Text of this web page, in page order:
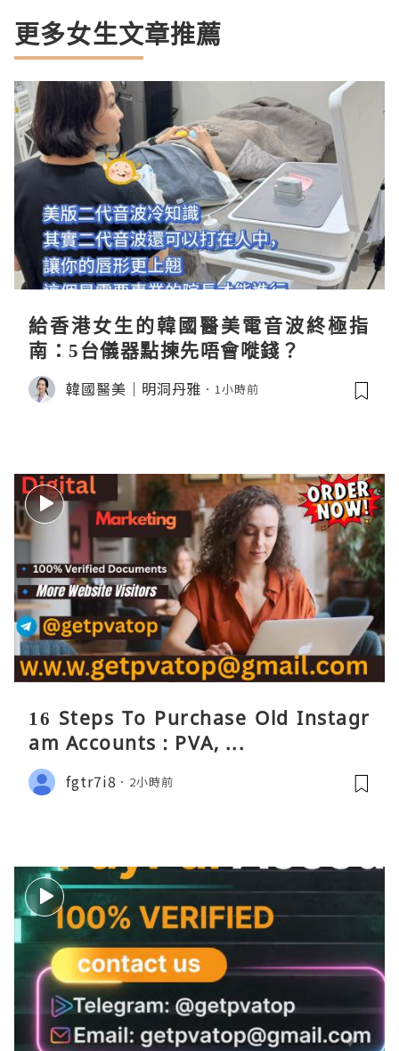
更多女生文章推薦
給香港女生的韓國醫美電音波終極指
南：5台儀器點揀先唔會嘥錢？
韓國醫美｜明洞丹雅 1小時前
16 Steps To Purchase Old Instagr
am Accounts : PVA, ...
fgtr7i8 2小時前